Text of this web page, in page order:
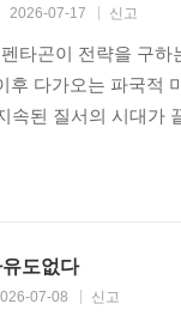
다. 그러나 언론인
로써 독자들을 훨씬
의지, 남중국해와
전체의 와해가 시
청나일강의 새로운
2026-07-17 신고
타곤이 전략을 구
후 다가오는 파국적
속된 질서의 시대가
도없다
07-08 신고